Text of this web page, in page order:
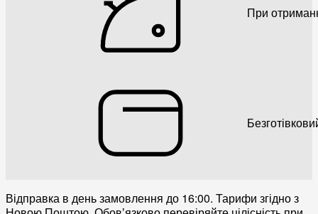
При
Відправка в день замовлення до 16:00. Тарифи згідно з